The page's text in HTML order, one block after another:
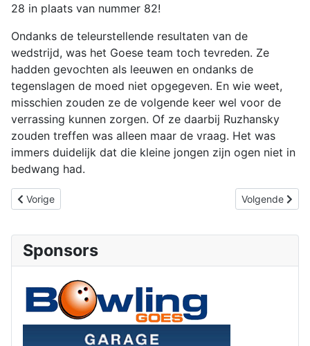
28 in plaats van nummer 82!
Ondanks de teleurstellende resultaten van de
wedstrijd, was het Goese team toch tevreden. Ze
hadden gevochten als leeuwen en ondanks de
tegenslagen de moed niet opgegeven. En wie weet,
misschien zouden ze de volgende keer wel voor de
verrassing kunnen zorgen. Of ze daarbij Ruzhansky
zouden treffen was alleen maar de vraag. Het was
immers duidelijk dat die kleine jongen zijn ogen niet in
bedwang had.
Vorig artikel: Snelschaken in Zierikzee: waar de haan kakelt en
Vorige Volgende
Volgende
Sponsors